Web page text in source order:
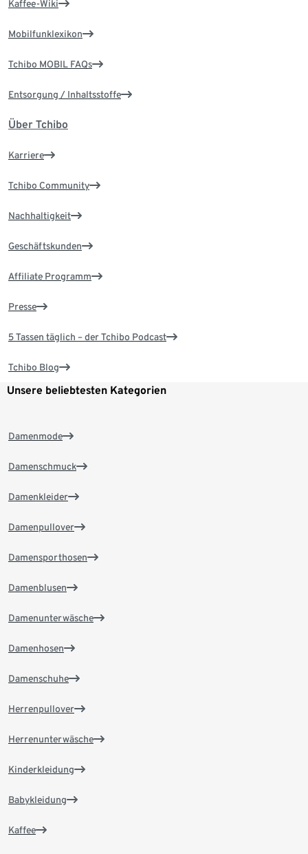
Kaffee-Wiki
Mobilfunklexikon
Tchibo MOBIL FAQs
Entsorgung / Inhaltsstoffe
Über Tchibo
Karriere
Tchibo Community
Nachhaltigkeit
Geschäftskunden
Affiliate Programm
Presse
5 Tassen täglich – der Tchibo Podcast
Tchibo Blog
Unsere beliebtesten Kategorien
Damenmode
Damenschmuck
Damenkleider
Damenpullover
Damensporthosen
Damenblusen
Damenunterwäsche
Damenhosen
Damenschuhe
Herrenpullover
Herrenunterwäsche
Kinderkleidung
Babykleidung
Kaffee